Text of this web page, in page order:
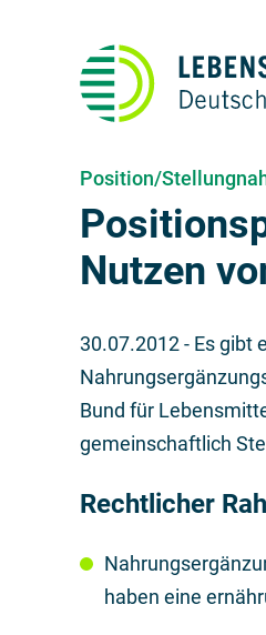
Position/
Nutzen
30.07.2012- Es gibt
Bund für
gemeinschaftlich
Rechtlicher
haben eine